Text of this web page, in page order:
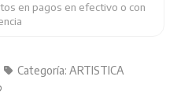
Categoría: ARTISTICA
en pagos en efectivo o con